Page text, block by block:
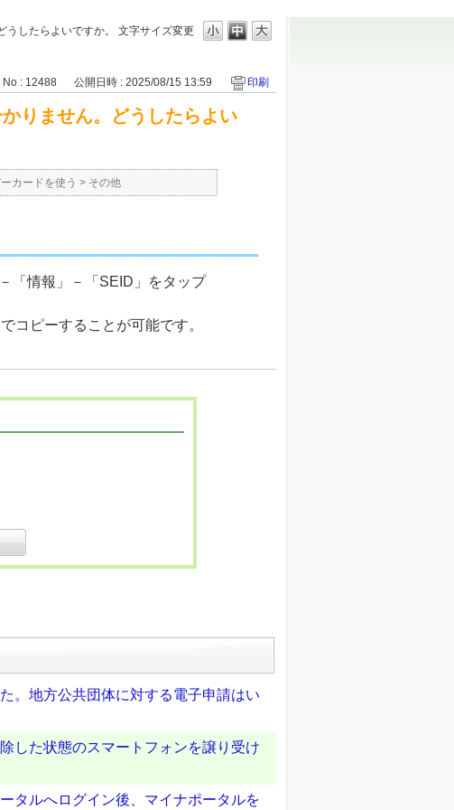
文字サイズ変更
したらよいですか。
No : 12488 公開日時 : 2025/08/15 13:59 印刷
りません。どうしたらよい
カードを使う > その他
「情報」－「SEID」をタップ
コピーすることが可能です。
。地方公共団体に対する電子申請はい
した状態のスマートフォンを譲り受け
タルへログイン後、マイナポータルを